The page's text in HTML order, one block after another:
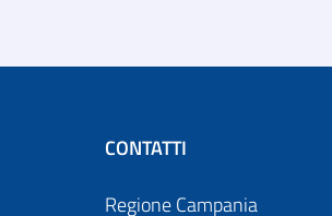
CONTATTI
Regione Campania